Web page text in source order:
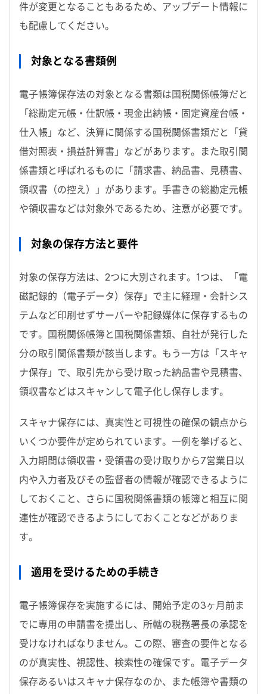
件が変更となることもあるため、アップデート情報に
も配慮してください。
対象となる書類例
電子帳簿保存法の対象となる書類は国税関係帳簿だと
「総勘定元帳・仕訳帳・現金出納帳・固定資産台帳・
仕入帳」など、決算に関係する国税関係書類だと「貸
借対照表・損益計算書」などがあります。また取引関
係書類と呼ばれるものに「請求書、納品書、見積書、
領収書（の控え）」があります。手書きの総勘定元帳
や領収書などは対象外であるため、注意が必要です。
対象の保存方法と要件
対象の保存方法は、2つに大別されます。1つは、「電
磁記録的（電子データ）保存」で主に経理・会計シス
テムなど印刷せずサーバーや記録媒体に保存するもの
です。国税関係帳簿と国税関係書類、自社が発行した
分の取引関係書類が該当します。もう一方は「スキャ
ナ保存」で、取引先から受け取った納品書や見積書、
領収書などはスキャンして電子化し保存します。
スキャナ保存には、真実性と可視性の確保の観点から
いくつか要件が定められています。一例を挙げると、
入力期間は領収書・受領書の受け取りから7営業日以
内や入力者及びその監督者の情報が確認できるように
しておくこと、さらに国税関係書類の帳簿と相互に関
連性が確認できるようにしておくことなどがありま
す。
適用を受けるための手続き
電子帳簿保存を実施するには、開始予定の3ヶ月前ま
でに専用の申請書を提出し、所轄の税務署長の承認を
受けなければなりません。この際、審査の要件となる
のが真実性、視認性、検索性の確保です。電子データ
保存あるいはスキャナ保存なのか、また帳簿や書類の